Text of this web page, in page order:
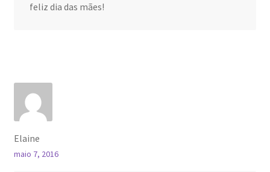
feliz dia das mães!
Elaine
maio 7, 2016